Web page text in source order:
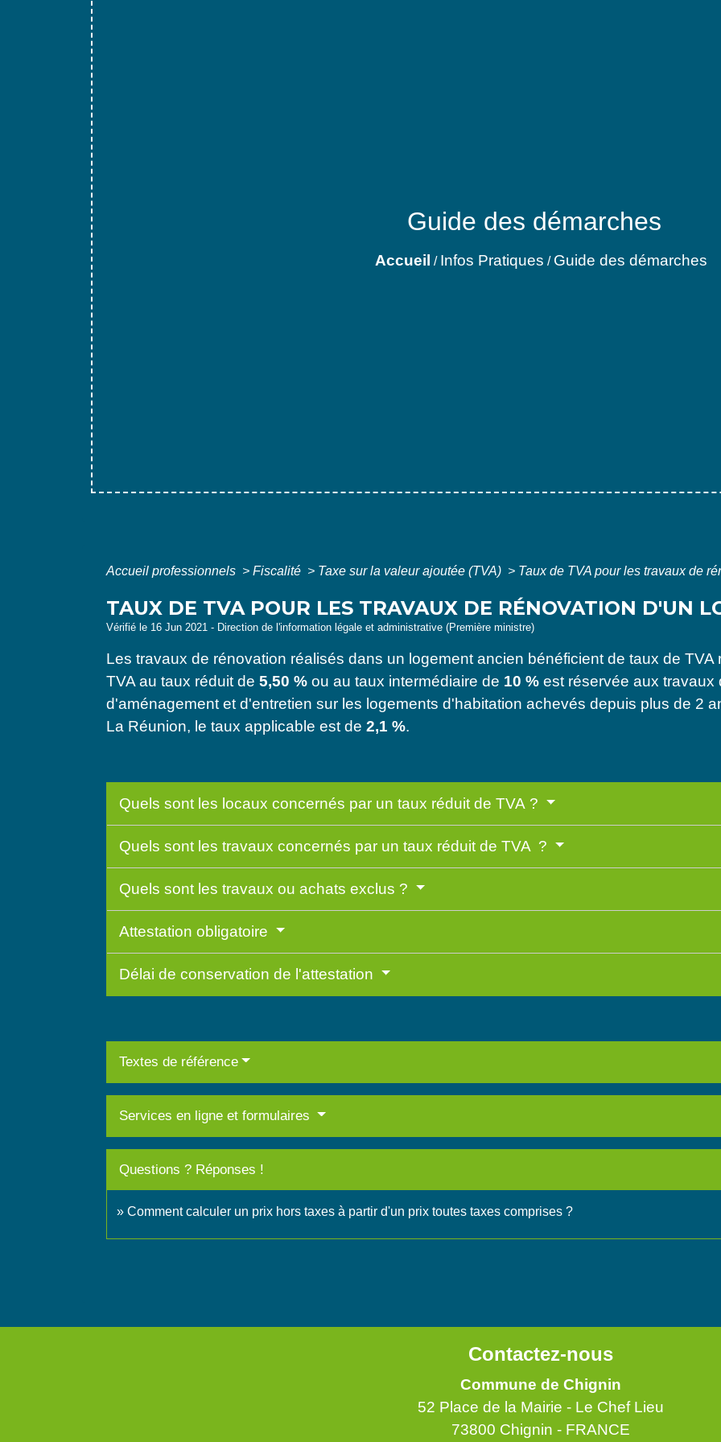
Guide des démarches
Accueil / Infos Pratiques / Guide des démarches
Accueil professionnels > Fiscalité > Taxe sur la valeur ajoutée (TVA) > Taux de TVA pour les travaux de
TAUX DE TVA POUR LES TRAVAUX DE RÉNOVATION D'UN
Vérifié le 16 Jun 2021 - Direction de l'information légale et administrative (Première ministre)
Les travaux de rénovation réalisés dans un logement ancien bénéficient de taux de
TVA au taux réduit de 5,50 % ou au taux intermédiaire de 10 % est réservée aux travaux
d'aménagement et d'entretien sur les logements d'habitation achevés depuis plus de 2
La Réunion, le taux applicable est de 2,1 %.
Quels sont les locaux concernés par un taux réduit de TVA ?
Quels sont les travaux concernés par un taux réduit de TVA ?
Quels sont les travaux ou achats exclus ?
Attestation obligatoire
Délai de conservation de l'attestation
Textes de référence
Services en ligne et formulaires
Questions ? Réponses !
Comment calculer un prix hors taxes à partir d'un prix toutes taxes comprises ?
Contactez-nous
Commune de Chignin
52 Place de la Mairie - Le Chef Lieu
73800 Chignin - FRANCE